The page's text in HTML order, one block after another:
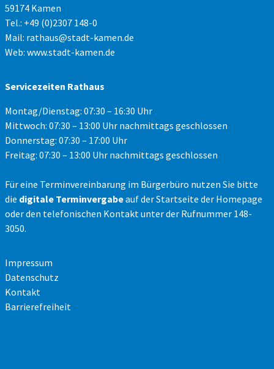
59174 Kamen
Tel.: +49 (0)2307 148-0
Mail: rathaus@stadt-kamen.de
Web: www.stadt-kamen.de
Servicezeiten Rathaus
Montag/Dienstag: 07:30 – 16:30 Uhr
Mittwoch: 07:30 – 13:00 Uhr nachmittags geschlossen
Donnerstag: 07:30 – 17:00 Uhr
Freitag: 07:30 – 13:00 Uhr nachmittags geschlossen
Für eine Terminvereinbarung im Bürgerbüro nutzen Sie bitte
die digitale Terminvergabeauf der Startseite der Homepage
oder den telefonischen Kontakt unter der Rufnummer 148-
3050.
Impressum
Datenschutz
Kontakt
Barrierefreiheit